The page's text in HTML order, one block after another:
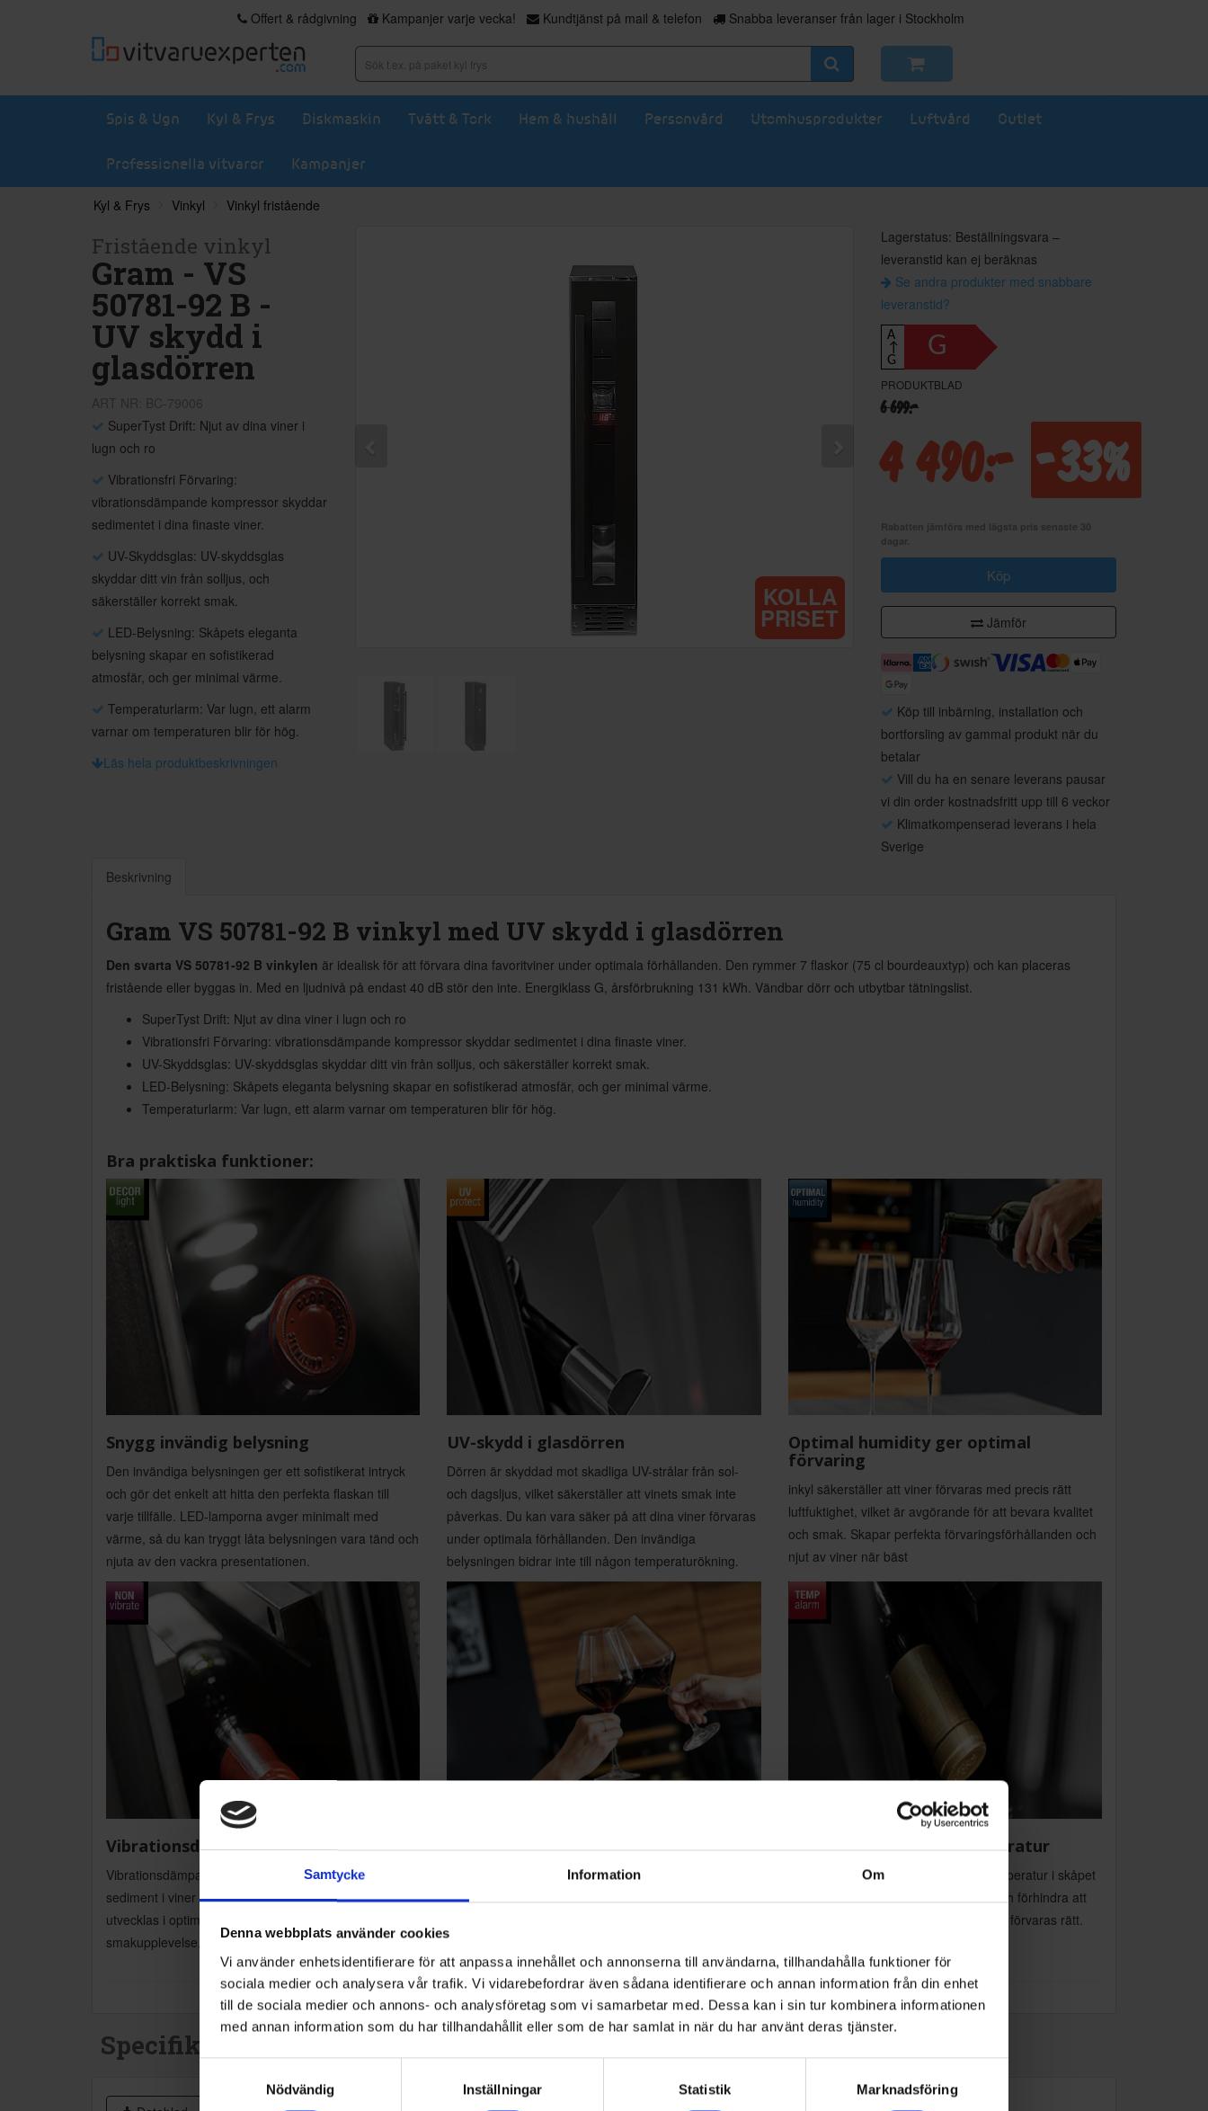
Samtycke Information Om
Denna webbplats använder cookies
Vi använder enhetsidentifierare för att anpassa innehållet och annonserna till användarna, tillhandahålla funktioner för
sociala medier och analysera vår trafik. Vi vidarebefordrar även sådana identifierare och annan information från din enhet
till de sociala medier och annons- och analysföretag som vi samarbetar med. Dessa kan i sin tur kombinera informationen
med annan information som du har tillhandahållit eller som de har samlat in när du har använt deras tjänster.
Nödvändig
Inställningar Statistik Marknadsföring
Offert & rådgivning Kampanjer varje vecka! Kundtjänst på mail & telefon Snabba leveranser från lager i Stockholm
Spis & Ugn Kyl & Frys Diskmaskin Tvätt & Tork Hem & hushåll Personvård Utomhusprodukter Luftvård Outlet
Professionella vitvaror Kampanjer
Kyl & Frys Vinkyl Vinkyl fristående
Fristående vinkyl
Gram - VS
50781-92 B -
UV skydd i
glasdörren
SuperTyst Drift: Njut av dina viner i
lugn och ro
Vibrationsfri Förvaring:
vibrationsdämpande kompressor skyddar
sedimentet i dina finaste viner.
UV-Skyddsglas: UV-skyddsglas
skyddar ditt vin från solljus, och
säkerställer korrekt smak.
LED-Belysning: Skåpets eleganta
belysning skapar en sofistikerad
atmosfär, och ger minimal värme.
Temperaturlarm: Var lugn, ett alarm
varnar om temperaturen blir för hög.
Läs hela produktbeskrivningen
KOLLA
PRISET
Lagerstatus: Beställningsvara –
leveranstid kan ej beräknas
Se andra produkter med snabbare
leveranstid?
A
↑
G
G
PRODUKTBLAD
6 699:-
4 490:- -33%
Köp
Jämför
Köp till inbärning, installation och
bortforsling av gammal produkt när du
betalar
Vill du ha en senare leverans pausar
vi din order kostnadsfritt upp till 6 veckor
Klimatkompenserad leverans i hela
Sverige
Beskrivning
Gram VS 50781-92 B vinkyl med UV skydd i glasdörren
Den svarta VS 50781-92 B vinkylen är idealisk för att förvara dina favoritviner under optimala förhållanden. Den rymmer 7 flaskor (75 cl bourdeauxtyp) och kan placeras
fristående eller byggas in. Med en ljudnivå på endast 40 dB stör den inte. Energiklass G, årsförbrukning 131 kWh. Vändbar dörr och utbytbar tätningslist.
SuperTyst Drift: Njut av dina viner i lugn och ro
Vibrationsfri Förvaring: vibrationsdämpande kompressor skyddar sedimentet i dina finaste viner.
UV-Skyddsglas: UV-skyddsglas skyddar ditt vin från solljus, och säkerställer korrekt smak.
LED-Belysning: Skåpets eleganta belysning skapar en sofistikerad atmosfär, och ger minimal värme.
Temperaturlarm: Var lugn, ett alarm varnar om temperaturen blir för hög.
Bra praktiska funktioner:
Snygg invändig belysning
Den invändiga belysningen ger ett sofistikerat intryck
och gör det enkelt att hitta den perfekta flaskan till
varje tillfälle. LED-lamporna avger minimalt med
värme, så du kan tryggt låta belysningen vara tänd och
njuta av den vackra presentationen.
UV-skydd i glasdörren
Dörren är skyddad mot skadliga UV-strålar från sol-
och dagsljus, vilket säkerställer att vinets smak inte
påverkas. Du kan vara säker på att dina viner förvaras
under optimala förhållanden. Den invändiga
belysningen bidrar inte till någon temperaturökning.
Optimal humidity ger optimal
förvaring
inkyl säkerställer att viner förvaras med precis rätt
luftfuktighet, vilket är avgörande för att bevara kvalitet
och smak. Skapar perfekta förvaringsförhållanden och
njut av viner när bäst
Vibrationsdämpande kompressor
Vibrationsdämpande kompressor undviker att
sediment i viner virvlar upp. Viner kan vila ostört och
utvecklas i optimal takt, vilket ger en bättre
smakupplevelse.
Låg ljudnivå
Vinkyl har otroligt låg ljudnivå, vilket gör den perfekt att
placera i t.ex. kök, matrum eller vardagsrum. Låt inte
ro.
Varning om för hög temperatur
Smart larm varnar omedelbart om temperatur i skåpet
skulle bli för hög. Kan snabbt agera och förhindra att
viner tar skada, så garanteras att alltid förvaras rätt.
Specifikationer